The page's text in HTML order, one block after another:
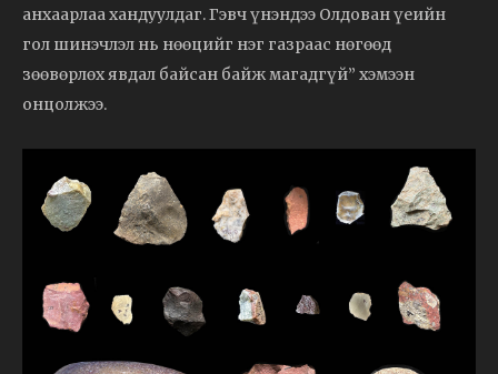
анхаарлаа хандуулдаг. Гэвч үнэндээ Олдован үеийн
гол шинэчлэл нь нөөцийг нэг газраас нөгөөд
зөөвөрлөх явдал байсан байж магадгүй” хэмээн
онцолжээ.